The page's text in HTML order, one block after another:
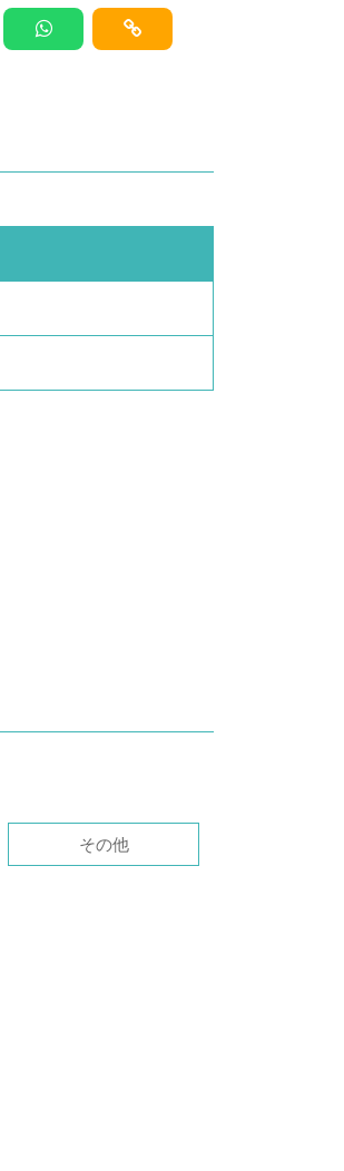
その他